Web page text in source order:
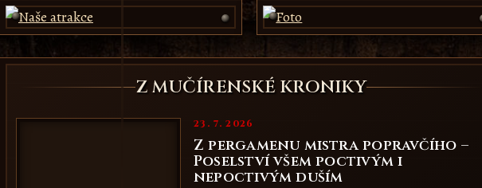
Z MUČÍRENSKÉ KRONIKY
23. 7. 2026
Z pergamenu mistra popravčího –
Poselství všem poctivým i
nepoctivým duším